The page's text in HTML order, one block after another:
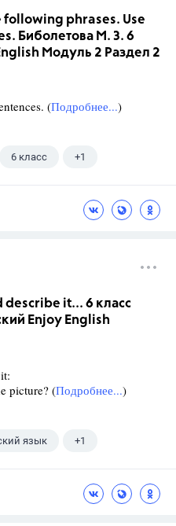
following phrases. Use
Биболетова М. З. 6
Модуль 2 Раздел 2
(Подробнее...)
6 класс +1
describe it... 6 класс
Enjoy English
(Подробнее...)
язык +1